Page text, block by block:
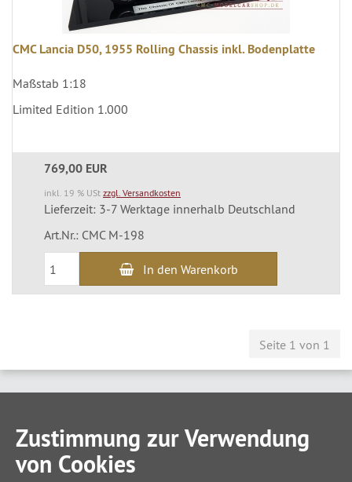
CMC Lancia D50, 1955 Rolling Chassis inkl. Bodenplatte
Maßstab 1:18
Limited Edition 1.000
769,00 EUR
inkl. 19 % USt zzgl. Versandkosten
Lieferzeit: 3-7 Werktage innerhalb Deutschland
Art.Nr.: CMC M-198
In den Warenkorb
Seite 1 von 1
Zustimmung zur Verwendung
von Cookies